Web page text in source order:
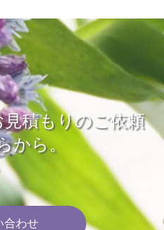
積もりのご依頼
から。
合わせ